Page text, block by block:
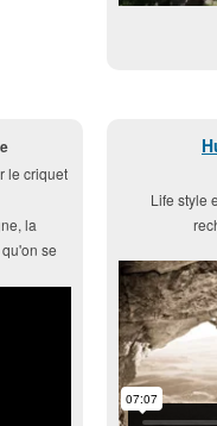
le criquet
la
se
Life style